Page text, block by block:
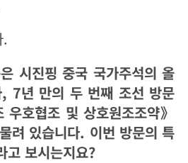
시진핑 중국 국가주석의 올
7년 만의 두 번째 조선 방문
호협조 및 상호원조조약》
려 있습니다. 이번 방문의 특
고 보시는지요?